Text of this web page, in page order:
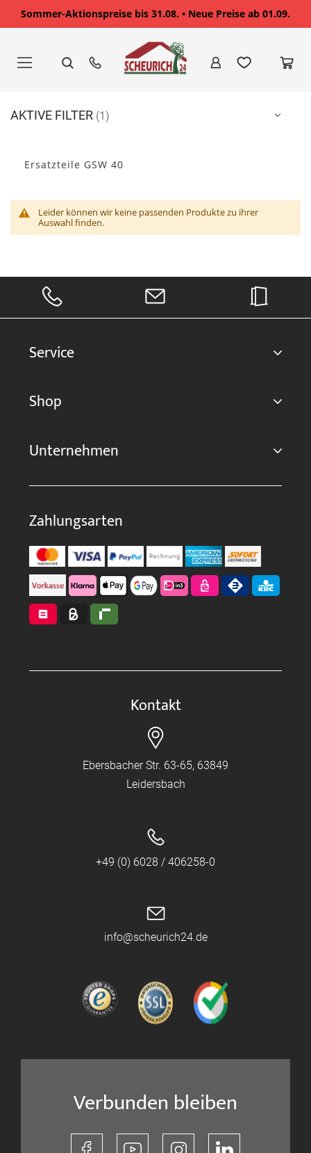
Sommer-Aktionspreise bis 31.08. • Neue Preise ab 01.09.
springen
Ersatzteile GSW 40
Leider können wir keine passenden Produkte zu ihrer
Auswahl finden.
AKTIVE FILTER
Service
Shop
Unternehmen
Zahlungsarten
Kontakt
Ebersbacher Str. 63-65, 63849
Leidersbach
+49 (0) 6028 / 406258-0
info@scheurich24.de
Verbunden bleiben